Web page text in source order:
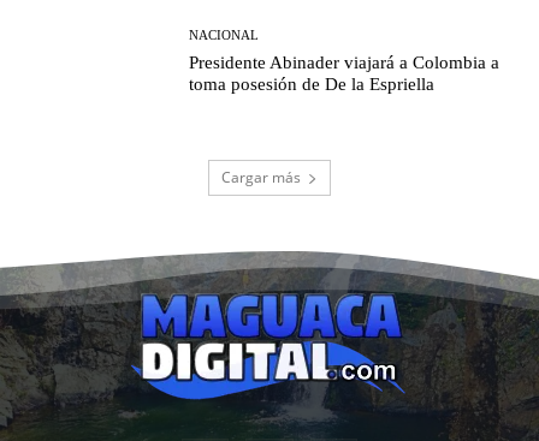
NACIONAL
Presidente Abinader viajará a Colombia a
toma posesión de De la Espriella
Cargar más